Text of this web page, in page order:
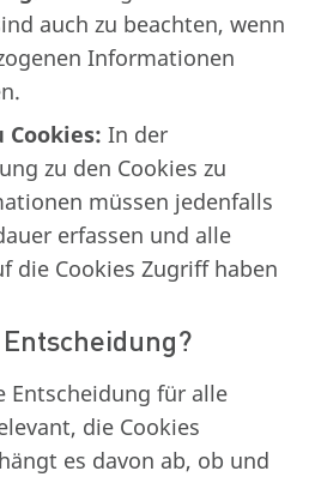
auch zu beachten, wenn
Informationen
In der
zu den Cookies zu
müssen jedenfalls
erfassen und alle
die Cookies Zugriff haben
Entscheidung für alle
die Cookies
es davon ab, ob und